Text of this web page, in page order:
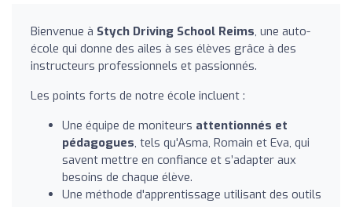
Bienvenue à Stych Driving School Reims, une auto-
école qui donne des ailes à ses élèves grâce à des
instructeurs professionnels et passionnés.
Les points forts de notre école incluent :
Une équipe de moniteurs attentionnés et
pédagogues, tels qu'Asma, Romain et Eva, qui
savent mettre en confiance et s’adapter aux
besoins de chaque élève.
Une méthode d'apprentissage utilisant des outils